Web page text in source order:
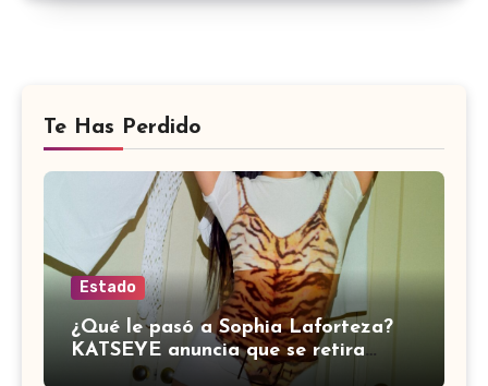
Te Has Perdido
Estado
¿Qué le pasó a Sophia Laforteza?
KATSEYE anuncia que se retira
temporalmente por salud